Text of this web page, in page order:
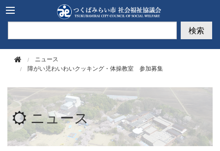
検索
ニュース
障がい児わいわいクッキング・体操教室 参加募集
ニュース